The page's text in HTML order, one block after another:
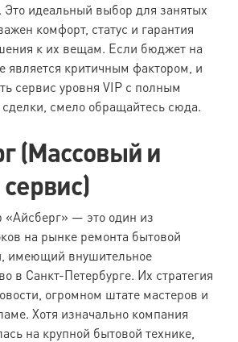
Это идеальный выбор для занятых
комфорт, статус и гарантия
к их вещам. Если бюджет на
является критичным фактором, и
сервис уровня VIP с полным
смело обращайтесь сюда.
(Массовый и
«Айсберг» — это один из
на рынке ремонта бытовой
имеющий внушительное
в Санкт-Петербурге. Их стратегия
огромном штате мастеров и
Хотя изначально компания
на крупной бытовой технике,